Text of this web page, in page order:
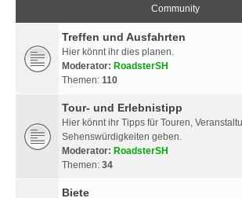
Community
Treffen und Ausfahrten
Hier könnt ihr dies planen.
Moderator: RoadsterSH
Themen: 110
Tour- und Erlebnistipp
Hier könnt ihr Tipps für Touren,
Sehenswürdigkeiten geben.
Moderator: RoadsterSH
Themen: 34
Biete